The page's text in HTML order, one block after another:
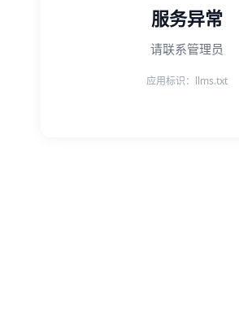
服务异常
请联系管理员
应用标识：llms.txt